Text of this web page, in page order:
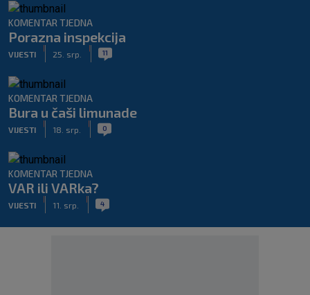
KOMENTAR TJEDNA
Porazna inspekcija
VIJESTI 25. srp. 11
KOMENTAR TJEDNA
Bura u čaši limunade
VIJESTI 18. srp. 0
KOMENTAR TJEDNA
VAR ili VARka?
VIJESTI 11. srp. 4